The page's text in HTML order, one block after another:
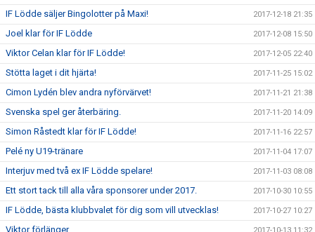
IF Lödde säljer Bingolotter på Maxi! 2017-12-18 21:35
Joel klar för IF Lödde 2017-12-08 15:50
Viktor Celan klar för IF Lödde! 2017-12-05 22:40
Stötta laget i dit hjärta! 2017-11-25 15:02
Cimon Lydén blev andra nyförvärvet! 2017-11-21 21:38
Svenska spel ger återbäring. 2017-11-20 14:09
Simon Råstedt klar för IF Lödde! 2017-11-16 22:57
Pelé ny U19-tränare 2017-11-04 17:07
Interjuv med två ex IF Lödde spelare! 2017-11-03 08:08
Ett stort tack till alla våra sponsorer under 2017. 2017-10-30 10:55
IF Lödde, bästa klubbvalet för dig som vill utvecklas! 2017-10-27 10:27
Viktor förlänger